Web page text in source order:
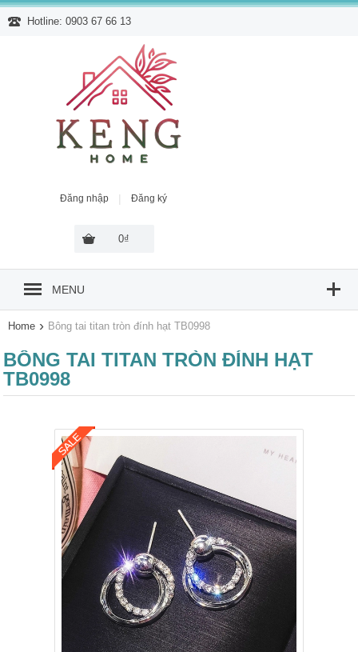
Hotline: 0903 67 66 13
0₫
Đăng nhập | Đăng ký
MENU
Home › Bông tai titan tròn đính hạt TB0998
BÔNG TAI TITAN TRÒN ĐÍNH HẠT
TB0998